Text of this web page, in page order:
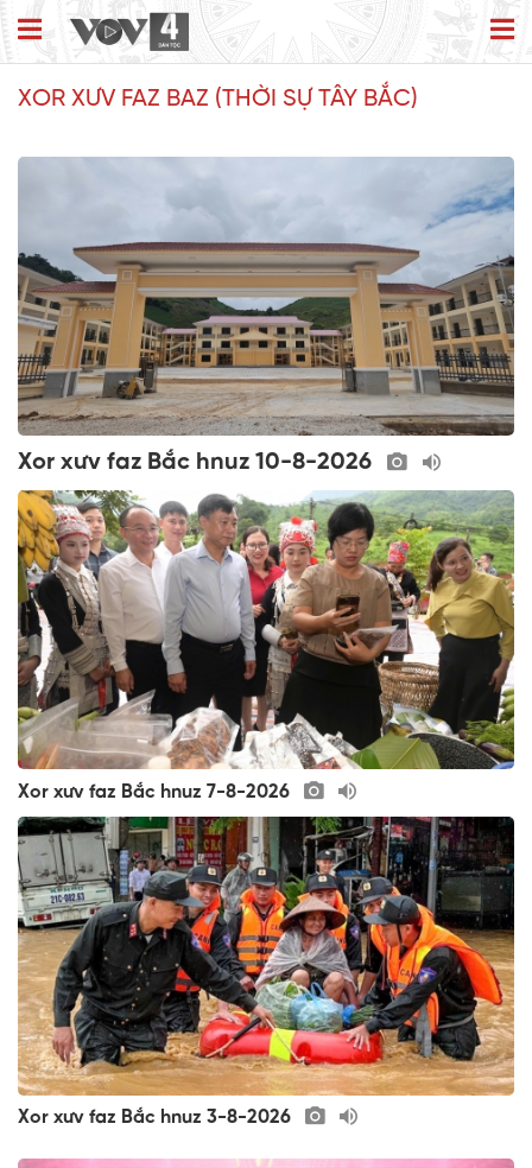
XOR XƯV FAZ BAZ (THỜI SỰ TÂY BẮC)
Xor xưv faz Bắc hnuz 10-8-2026
Xor xưv faz Bắc hnuz 7-8-2026
Xor xưv faz Bắc hnuz 3-8-2026